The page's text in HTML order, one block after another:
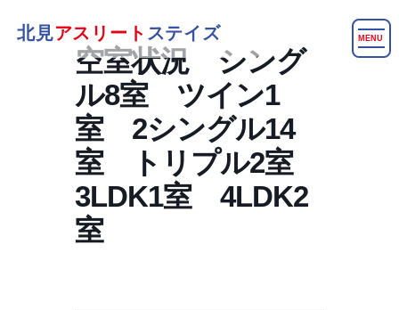
北見アスリート ステイズ MENU
空室状況 シング
ル8室 ツイン1
室 2シングル14
室 トリプル2室
3LDK1室 4LDK2
室